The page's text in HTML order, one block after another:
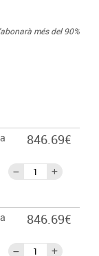
més del 90%
846.69€
846.69€